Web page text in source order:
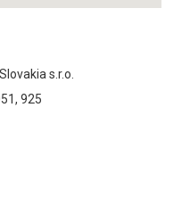
s.r.o.
925